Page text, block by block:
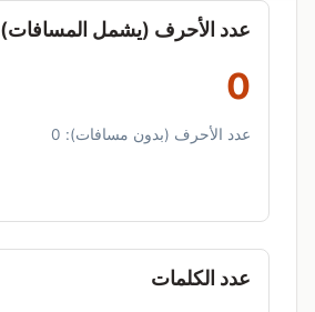
عدد الأحرف (يشمل المسافات)
0
عدد الأحرف (بدون مسافات): 0
عدد الكلمات